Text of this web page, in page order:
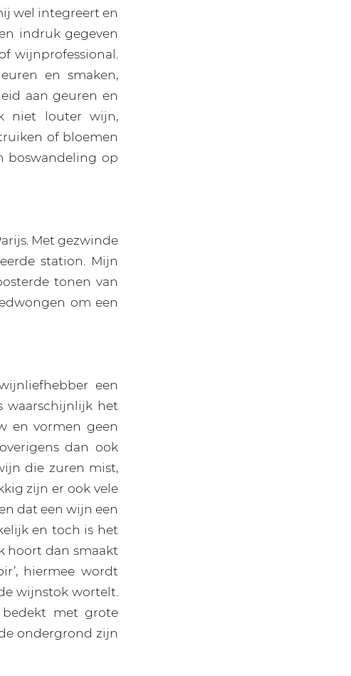
wel integreert en
indruk gegeven
wijnprofessional.
en smaken,
aan geuren en
niet louter wijn,
of bloemen
boswandeling op
Met gezwinde
station. Mijn
tonen van
om een
een
waarschijnlijk het
en vormen geen
dan ook
die zuren mist,
zijn er ook vele
dat een wijn een
en toch is het
hoort dan smaakt
hiermee wordt
wijnstok wortelt.
bedekt met grote
ondergrond zijn